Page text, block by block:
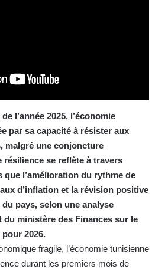
l’année 2025, l’économie
par sa capacité à résister aux
malgré une conjoncture
se reflète à travers
l’amélioration du rythme de
d’inflation et la révision positive
pays, selon une analyse
du ministère des Finances sur le
2026.
fragile, l’économie tunisienne
durant les premiers mois de